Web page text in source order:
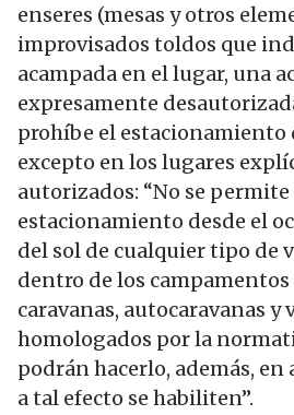
enseres (mesas y otros
improvisados toldos que
acampada en el lugar, una
expresamente
prohíbe el estacionamiento
excepto en los lugares
autorizados: “No se permite
estacionamiento desde el
del sol de cualquier tipo de
dentro de los
caravanas, autocaravanas
homologados por la
podrán hacerlo, además, en
a tal efecto se habiliten”.